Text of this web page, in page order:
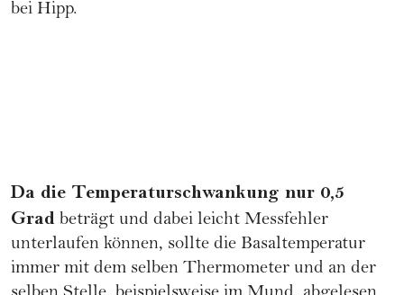
bei Hipp.
Da die Temperaturschwankung nur 0,5
Grad beträgt und dabei leicht Messfehler
unterlaufen können, sollte die Basaltemperatur
immer mit dem selben Thermometer und an der